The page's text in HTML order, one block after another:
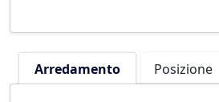
Arredamento Posizione